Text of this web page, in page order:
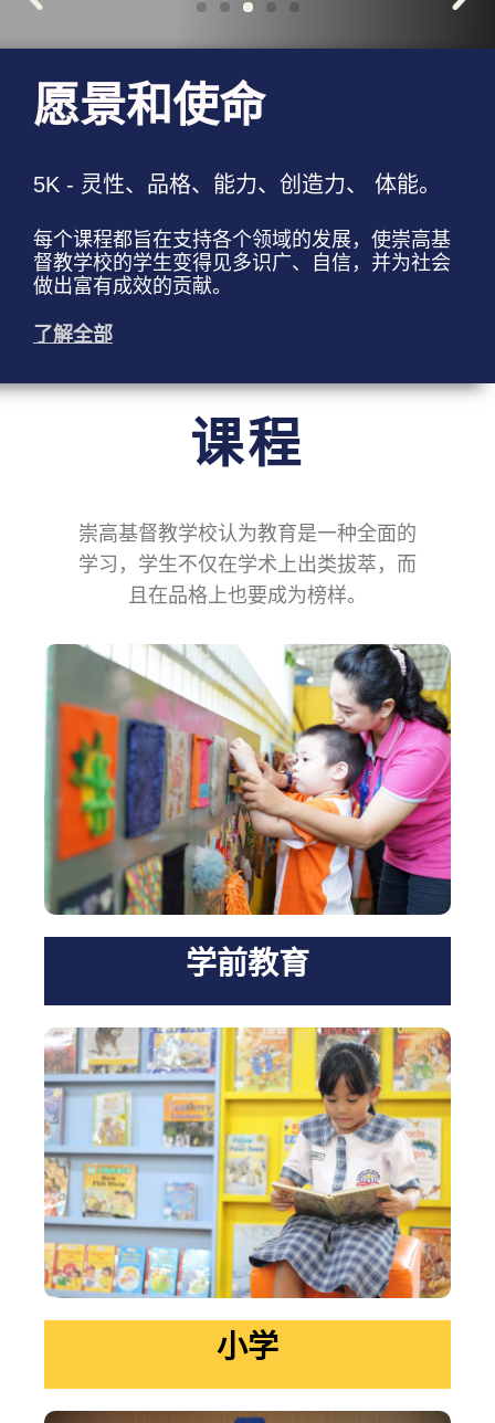
愿景和使命
5K - 灵性、品格、能力、创造力、 体能。
每个课程都旨在支持各个领域的发展，使崇高基
督教学校的学生变得见多识广、自信，并为社会
做出富有成效的贡献。
了解全部
课程
崇高基督教学校认为教育是一种全面的
学习，学生不仅在学术上出类拔萃，而
且在品格上也要成为榜样。
学前教育
小学